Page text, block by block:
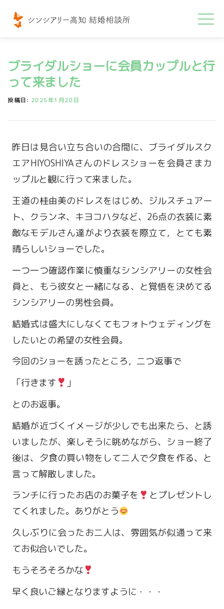
テ
お問い合わせ
ブライダルショーに会員カップルと行
って来ました
投稿日: 2025年1月20日
昨日は見合い立ち合いの合間に、ブライダルスク
エアHIYOSHIYAさんのドレスショーを会員さまカ
ップルと観に行って来ました。
王道の桂由美のドレスをはじめ、ジルスチュアー
ト、クランネ、キヨコハタなど、26点の衣装に素
敵なモデルさん達がより衣装を際立て，とても素
晴らしいショーでした。
一つ一つ確認作業に慎重なシンシアリーの女性会
員と、もう彼女と一緒になる、と覚悟を決めてる
シンシアリーの男性会員。
結婚式は盛大にしなくてもフォトウェディングを
したいとの希望の女性会員。
今回のショーを誘ったところ，二つ返事で
「行きます
」
とのお返事。
結婚が近づくイメージが少しでも出来たら、と誘
いましたが、楽しそうに眺めながら、ショー終了
後は、夕食の買い物をして二人で夕食を作る、と
言って解散しました。
ランチに行ったお店のお菓子を
とプレゼントし
てくれました。ありがとう
久しぶりに会ったお二人は、雰囲気が似通って来
てお似合いでした。
もうそろそろかな
早く良いご縁となりますように・・・